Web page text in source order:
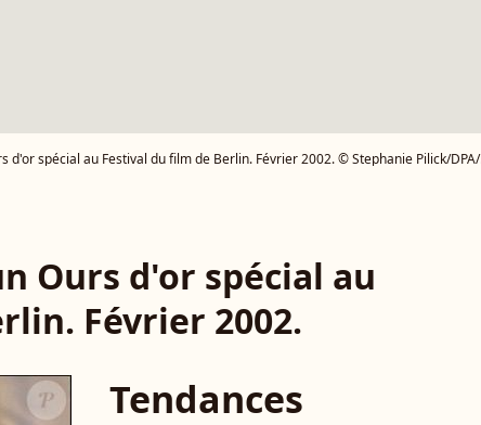
spécial au Festival du film de Berlin. Février 2002. © Stephanie Pilick/DPA/ABACA. - Photo
Ours d'or spécial au
Février 2002.
Tendances